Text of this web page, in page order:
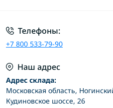
Телефоны:
+7 800 533-79-90
Наш адрес
Адрес склада:
Московская область,
Кудиновское шоссе, 26